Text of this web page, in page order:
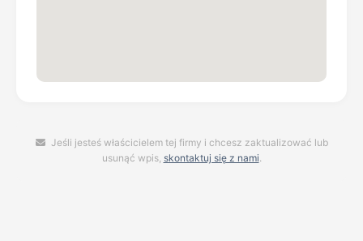
Jeśli jesteś właścicielem tej firmy i chcesz zaktualizować lub
usunąć wpis, skontaktuj się z nami.